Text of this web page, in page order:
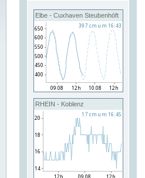
Elbe - Cuxhaven Steubenhöft
RHEIN - Koblenz